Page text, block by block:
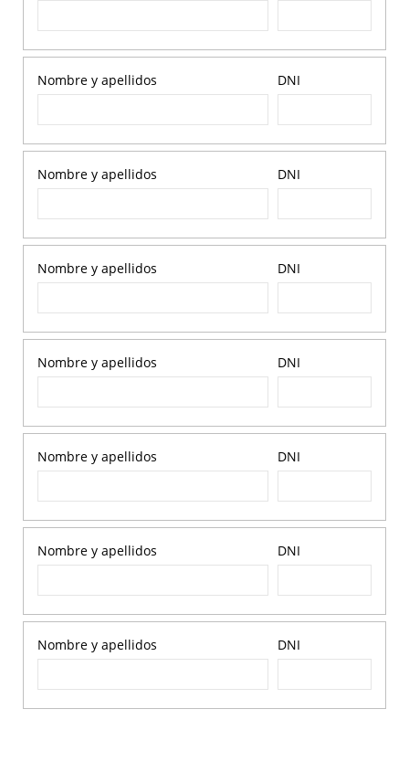
Nombre y apellidos DNI
Nombre y apellidos DNI
Nombre y apellidos DNI
Nombre y apellidos DNI
Nombre y apellidos DNI
Nombre y apellidos DNI
Nombre y apellidos DNI